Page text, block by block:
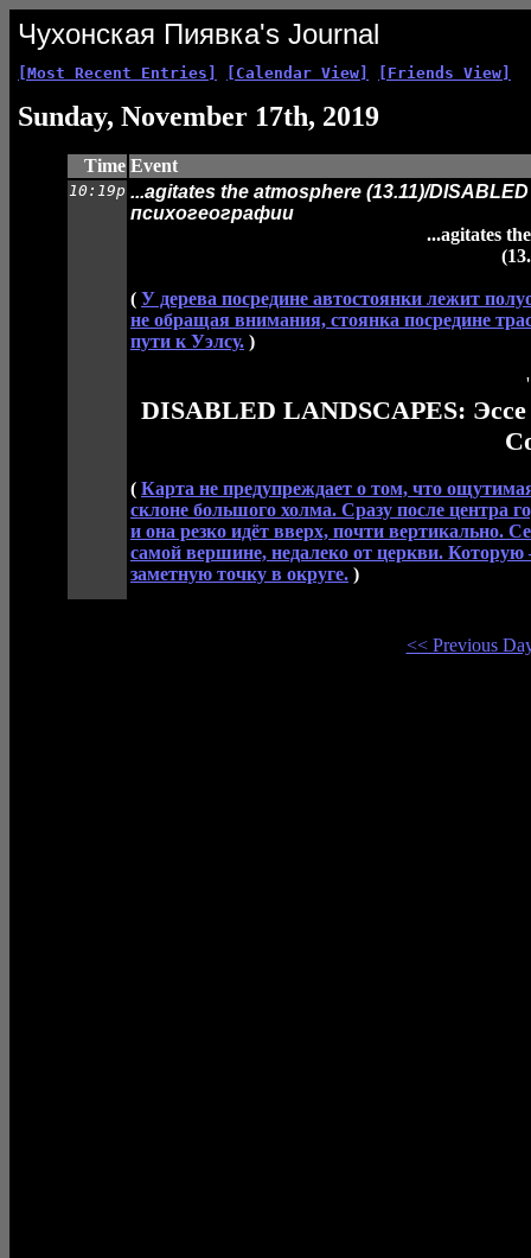
Чухонская Пиявка's Journal
[Most Recent Entries] [Calendar View] [Friends View]
Sunday, November 17th, 2019
Time Event
10:19p ...agitates the atmosphere (13.11)/
психогеографии
...agitates
( У дерева посредине автостоянки лежит
не обращая внимания, стоянка посредине
пути к Уэлсу. )
'
DISABLED LANDSCAPES:
( Карта не предупреждает о том, что
склоне большого холма. Сразу после центра
и она резко идёт вверх, почти вертикально.
самой вершине, недалеко от церкви.
заметную точку в округе. )
<< Previous